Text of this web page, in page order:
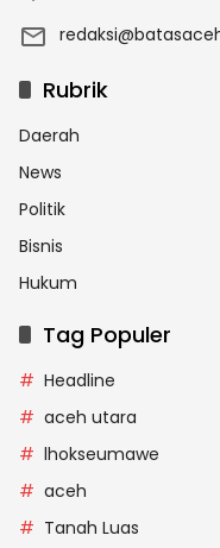
Rubrik
Daerah
News
Politik
Bisnis
Hukum
Tag Populer
Headline
aceh utara
lhokseumawe
aceh
Tanah Luas